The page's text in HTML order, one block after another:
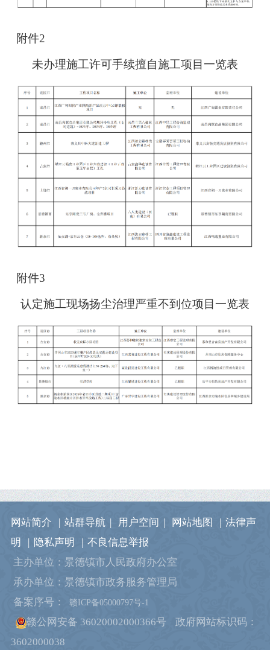
附件2
未办理施工许可手续擅自施工项目一览表
附件3
认定施工现场扬尘治理严重不到位项目一览表
网站简介 站群导航 用户空间 网站地图
法律声
明
隐私声明
不良信息举报
主办单位：景德镇市人民政府办公室
承办单位：景德镇市政务服务管理局
备案序号：
赣ICP备05000797号-1
赣公网安备 36020002000366号
政府网站标识码：
3602000038